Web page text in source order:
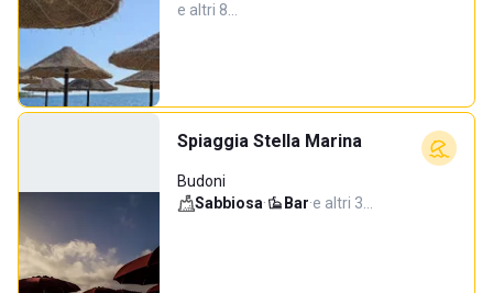
e altri 8…
Spiaggia Stella Marina
Budoni
Sabbiosa· Bar·e altri 3…